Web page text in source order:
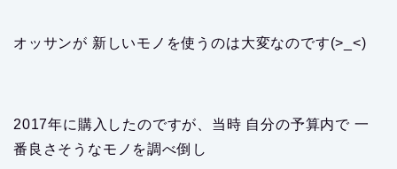
オッサンが 新しいモノを使うのは大変なのです(>_<)
2017年に購入したのですが、当時 自分の予算内で 一
番良さそうなモノを調べ倒し